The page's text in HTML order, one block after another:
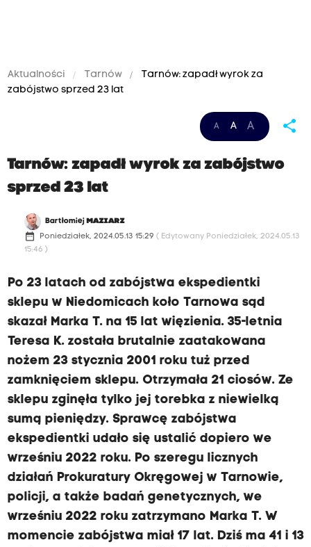
Aktualności Tarnów
Tarnów: zapadł wyrok za
zabójstwo sprzed 23 lat
A A A share
Tarnów: zapadł wyrok za zabójstwo
sprzed 23 lat
Bartłomiej MAZIARZ
date_range Poniedziałek, 2024.05.13 15:29 ( Edytowany Poniedziałek, 2024.05.13
15:46 )
Po 23 latach od zabójstwa ekspedientki
sklepu w Niedomicach koło Tarnowa sąd
skazał Marka T. na 15 lat więzienia. 35-letnia
Teresa K. została brutalnie zaatakowana
nożem 23 stycznia 2001 roku tuż przed
zamknięciem sklepu. Otrzymała 21 ciosów. Ze
sklepu zginęła tylko jej torebka z niewielką
sumą pieniędzy. Sprawcę zabójstwa
ekspedientki udało się ustalić dopiero we
wrześniu 2022 roku. Po szeregu licznych
działań Prokuratury Okręgowej w Tarnowie,
policji, a także badań genetycznych, we
wrześniu 2022 roku zatrzymano Marka T. W
momencie zabójstwa miał 17 lat. Dziś ma 41 i 13